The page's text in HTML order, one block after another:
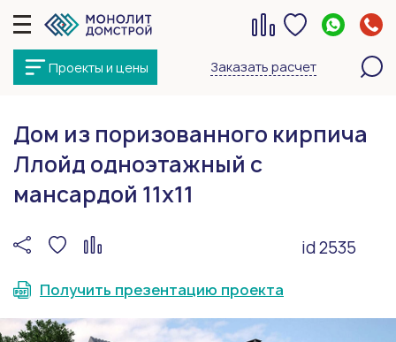
Проекты и цены Заказать расчет
Дом из поризованного кирпича
Ллойд одноэтажный с
мансардой 11х11
id 2535
Получить презентацию проекта